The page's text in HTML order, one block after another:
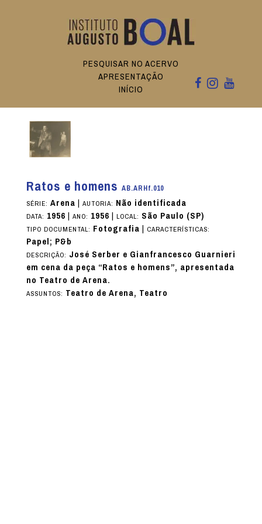
PESQUISAR NO ACERVO
APRESENTAÇÃO
INÍCIO
Ratos e homens AB.ARHf.010
SÉRIE: Arena| AUTORIA: Não identificada
DATA: 1956| ANO: 1956| LOCAL: São Paulo (SP)
TIPO DOCUMENTAL: Fotografia| CARACTERÍSTICAS:
Papel; P&b
DESCRIÇÃO: José Serber e Gianfrancesco Guarnieri
em cena da peça “Ratos e homens”, apresentada
no Teatro de Arena.
ASSUNTOS: Teatro de Arena, Teatro